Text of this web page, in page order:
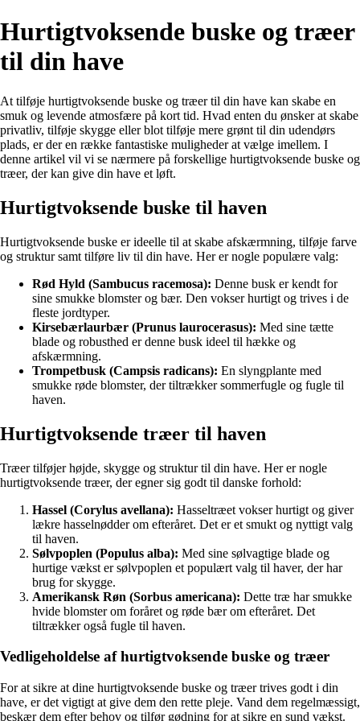
Hurtigtvoksende buske og træer
til din have
At tilføje hurtigtvoksende buske og træer til din have kan skabe en
smuk og levende atmosfære på kort tid. Hvad enten du ønsker at skabe
privatliv, tilføje skygge eller blot tilføje mere grønt til din udendørs
plads, er der en række fantastiske muligheder at vælge imellem. I
denne artikel vil vi se nærmere på forskellige hurtigtvoksende buske og
træer, der kan give din have et løft.
Hurtigtvoksende buske til haven
Hurtigtvoksende buske er ideelle til at skabe afskærmning, tilføje farve
og struktur samt tilføre liv til din have. Her er nogle populære valg:
Rød Hyld (Sambucus racemosa): Denne busk er kendt for
sine smukke blomster og bær. Den vokser hurtigt og trives i de
fleste jordtyper.
Kirsebærlaurbær (Prunus laurocerasus): Med sine tætte
blade og robusthed er denne busk ideel til hække og
afskærmning.
Trompetbusk (Campsis radicans): En slyngplante med
smukke røde blomster, der tiltrækker sommerfugle og fugle til
haven.
Hurtigtvoksende træer til haven
Træer tilføjer højde, skygge og struktur til din have. Her er nogle
hurtigtvoksende træer, der egner sig godt til danske forhold:
Hassel (Corylus avellana): Hasseltræet vokser hurtigt og giver
lækre hasselnødder om efteråret. Det er et smukt og nyttigt valg
til haven.
Sølvpoplen (Populus alba): Med sine sølvagtige blade og
hurtige vækst er sølvpoplen et populært valg til haver, der har
brug for skygge.
Amerikansk Røn (Sorbus americana): Dette træ har smukke
hvide blomster om foråret og røde bær om efteråret. Det
tiltrækker også fugle til haven.
Vedligeholdelse af hurtigtvoksende buske og træer
For at sikre at dine hurtigtvoksende buske og træer trives godt i din
have, er det vigtigt at give dem den rette pleje. Vand dem regelmæssigt,
beskær dem efter behov og tilfør gødning for at sikre en sund vækst.